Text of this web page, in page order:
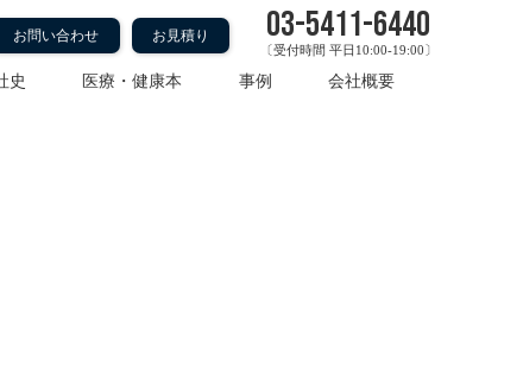
史 医療・健康本 事例 会社概要
お問い合わせ お見積り 03-5411-6440
〔受付時間 平日10:00-19:00〕